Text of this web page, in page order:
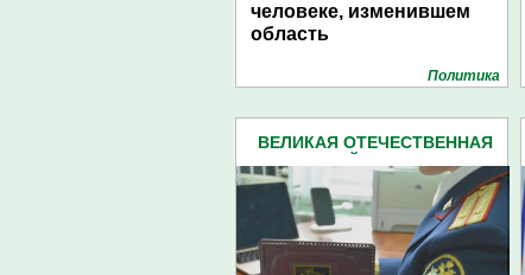
человеке, изменившем
область
Политика
ВЕЛИКАЯ ОТЕЧЕСТВЕННАЯ